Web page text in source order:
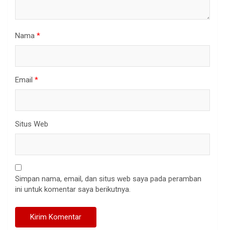
Nama *
Email *
Situs Web
Simpan nama, email, dan situs web saya pada peramban
ini untuk komentar saya berikutnya.